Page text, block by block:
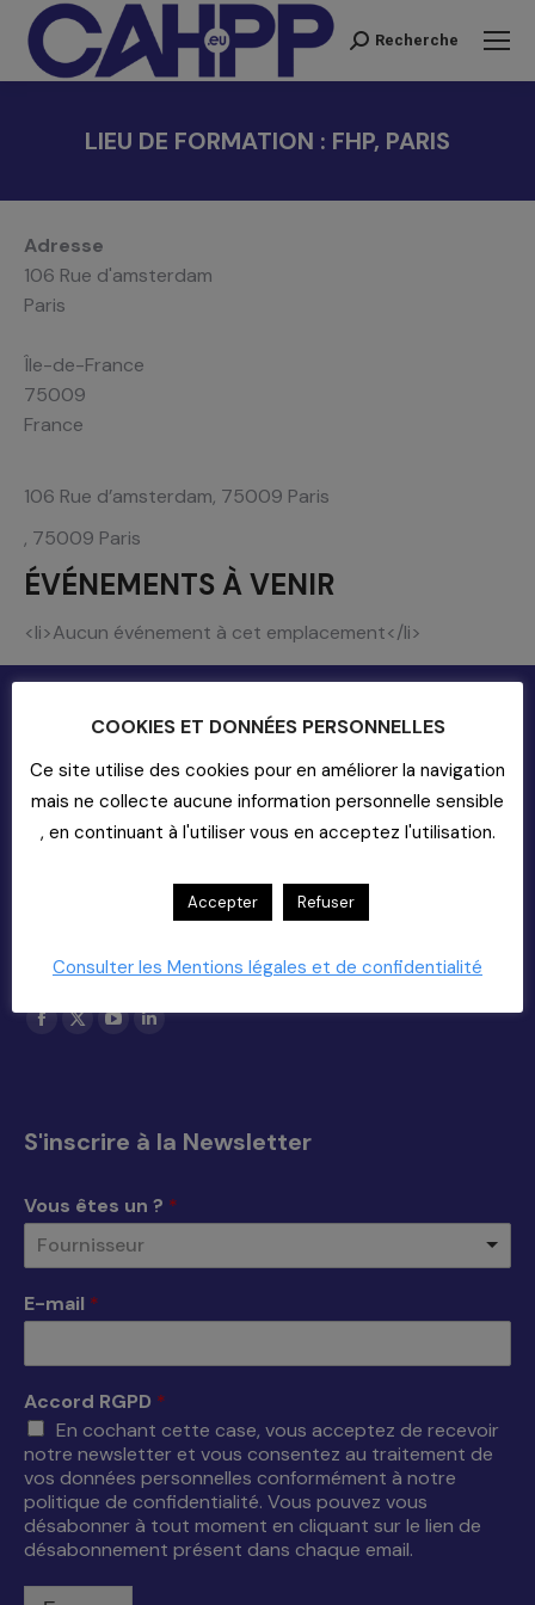
Recherche
Recherche
LIEU DE FORMATION : FHP, PARIS
Adresse
106 Rue d'amsterdam
Paris
Île-de-France
75009
France
106 Rue d’amsterdam, 75009 Paris
, 75009 Paris
ÉVÉNEMENTS À VENIR
<li>Aucun événement à cet emplacement</li>
20-22 rue Richer - 75009 Paris
01-55-33-60-00
Copyright 2025
Trouvez nous sur :
La
dans
nouvelle
fenêtre
La
dans
nouvelle
fenêtre
La
dans
nouvelle
fenêtre
La
dans
nouvelle
S'inscrire à la Newsletter
Vous êtes un ? *
Fournisseur
E-mail *
Accord RGPD *
En cochant cette case, vous acceptez de recevoir
notre newsletter et vous consentez au traitement de
vos données personnelles conformément à notre
politique de confidentialité. Vous pouvez vous
désabonner à tout moment en cliquant sur le lien de
désabonnement présent dans chaque email.
COOKIES ET DONNÉES PERSONNELLES
Ce site utilise des cookies pour en améliorer la navigation
mais ne collecte aucune information personnelle sensible
, en continuant à l'utiliser vous en acceptez l'utilisation.
Accepter Refuser
Consulter les Mentions légales et de confidentialité